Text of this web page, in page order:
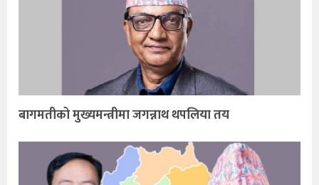
बागमतीको मुख्यमन्त्रीमा जगन्नाथ थपलिया तय